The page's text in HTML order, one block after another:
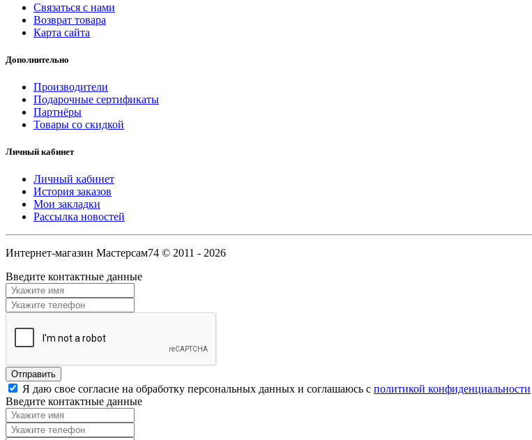
Связаться с нами
Возврат товара
Карта сайта
Дополнительно
Производители
Подарочные сертификаты
Партнёры
Товары со скидкой
Личный кабинет
Личный кабинет
История заказов
Мои закладки
Рассылка новостей
Интернет-магазин Мастерсам74 © 2011 - 2026
Введите контактные данные
Я даю свое согласие на обработку персональных данных и соглашаюсь с политикой конфиденциальности
Введите контактные данные